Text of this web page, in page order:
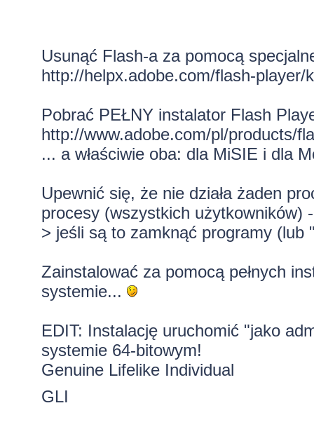
Usunąć Flash-a za pomocą
http://helpx.adobe.com/flash-player/
Pobrać PEŁNY instalator Flash
http://www.adobe.com/pl/products/
... a właściwie oba: dla MiSIE i dla
Upewnić się, że nie działa żaden
procesy (wszystkich użytkowników)
> jeśli są to zamknąć programy (lub
Zainstalować za pomocą pełnych
systemie...
EDIT: Instalację uruchomić "jako
systemie 64-bitowym!
Genuine Lifelike Individual
GLI